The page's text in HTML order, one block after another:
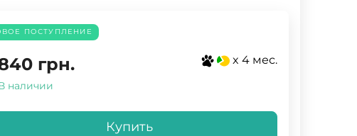
ПОСТУПЛЕНИЕ
грн. x 4 мес.
наличии
Купить